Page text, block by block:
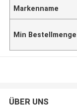
Markenname
Min Bestellmenge
ÜBER UNS